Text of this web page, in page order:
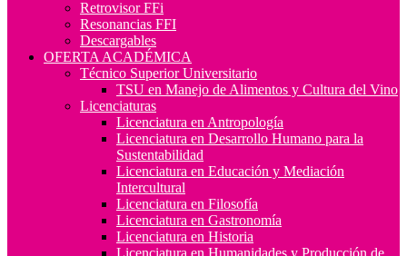
Retrovisor FFi
Resonancias FFI
Descargables
OFERTA ACADÉMICA
Técnico Superior Universitario
TSU en Manejo de Alimentos y Cultura del Vino
Licenciaturas
Licenciatura en Antropología
Licenciatura en Desarrollo Humano para la
Sustentabilidad
Licenciatura en Educación y Mediación
Intercultural
Licenciatura en Filosofía
Licenciatura en Gastronomía
Licenciatura en Historia
Licenciatura en Humanidades y Producción de